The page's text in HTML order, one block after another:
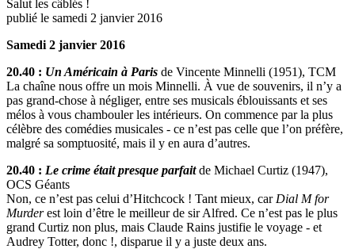
Salut les câblés !
publié le samedi 2 janvier 2016
Samedi 2 janvier 2016
20.40 : Un Américain à Paris de Vincente Minnelli (1951), TCM
La chaîne nous offre un mois Minnelli. À vue de souvenirs, il n’y a
pas grand-chose à négliger, entre ses musicals éblouissants et ses
mélos à vous chambouler les intérieurs. On commence par la plus
célèbre des comédies musicales - ce n’est pas celle que l’on préfère,
malgré sa somptuosité, mais il y en aura d’autres.
20.40 : Le crime était presque parfaitde Michael Curtiz (1947),
OCS Géants
Non, ce n’est pas celui d’Hitchcock ! Tant mieux, car Dial M for
Murderest loin d’être le meilleur de sir Alfred. Ce n’est pas le plus
grand Curtiz non plus, mais Claude Rains justifie le voyage - et
Audrey Totter, donc !, disparue il y a juste deux ans.